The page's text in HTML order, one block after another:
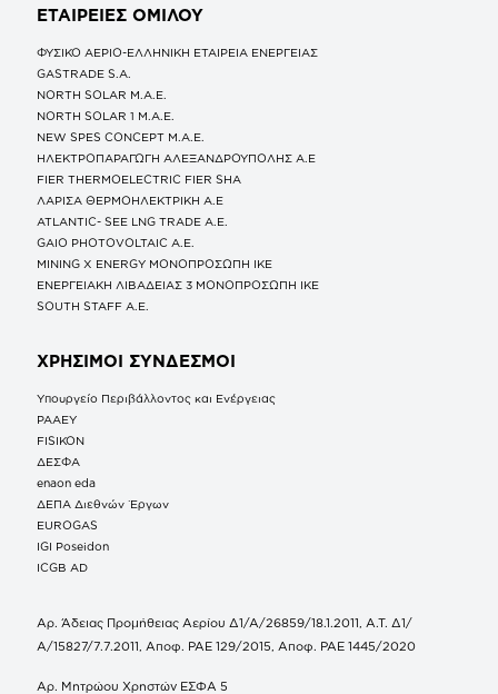
ΕΤΑΙΡΕΙΕΣ ΟΜΙΛΟΥ
ΦΥΣΙΚΟ ΑΕΡΙΟ-ΕΛΛΗΝΙΚΗ ΕΤΑΙΡΕΙΑ ΕΝΕΡΓΕΙΑΣ
GASTRADE S.A.
NORTH SOLAR M.Α.Ε.
NORTH SOLAR 1 M.Α.Ε.
NEW SPES CONCEPT Μ.Α.Ε.
ΗΛΕΚΤΡΟΠΑΡΑΓΩΓΗ ΑΛΕΞΑΝΔΡΟΥΠΟΛΗΣ A.E
FIER THERMOELECTRIC FIER SHA
ΛΑΡΙΣΑ ΘΕΡΜΟΗΛΕΚΤΡΙΚΗ A.E
ATLANTIC- SEE LNG TRADE A.E.
GAIO PHOTOVOLTAIC Α.Ε.
MINING X ENERGY ΜΟΝΟΠΡΟΣΩΠΗ ΙΚΕ
ΕΝΕΡΓΕΙΑΚΗ ΛΙΒΑΔΕΙΑΣ 3 ΜΟΝΟΠΡΟΣΩΠΗ ΙΚΕ
SOUTH STAFF Α.Ε.
ΧΡΗΣΙΜΟΙ ΣΥΝΔΕΣΜΟΙ
Υπουργείο Περιβάλλοντος και Ενέργειας
ΡΑΑΕΥ
FISIKON
ΔΕΣΦΑ
enaon eda
ΔΕΠΑ Διεθνών Έργων
EUROGAS
IGI Poseidon
ICGB AD
Αρ. Άδειας Προμήθειας Αερίου Δ1/Α/26859/18.1.2011, Α.Τ. Δ1/
Α/15827/7.7.2011, Αποφ. ΡΑΕ 129/2015, Αποφ. ΡΑΕ 1445/2020
Αρ. Μητρώου Χρηστών ΕΣΦΑ 5